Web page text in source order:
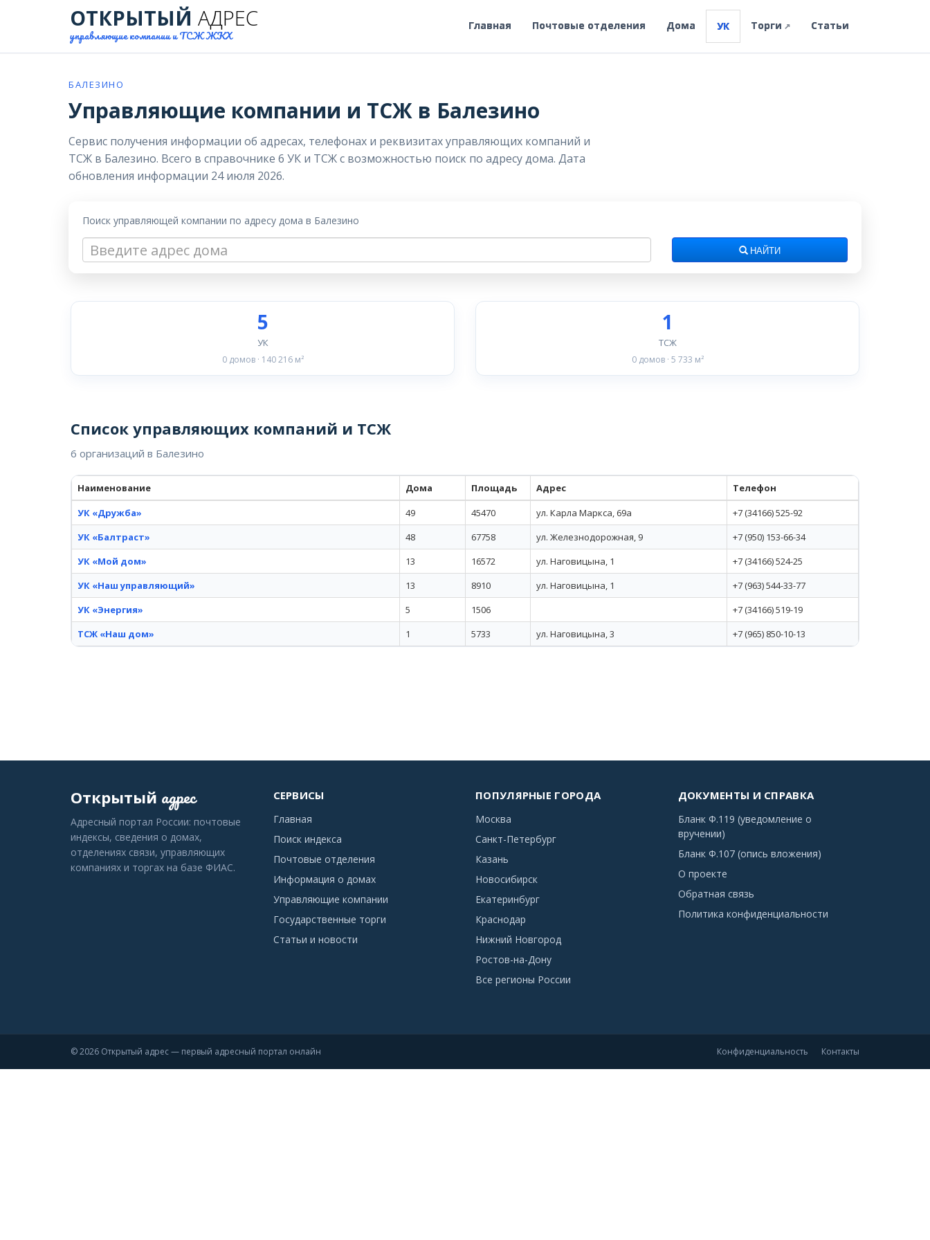
ОТКРЫТЫЙ АДРЕС
управляющие компании и ТСЖ ЖКХ
Главная Почтовые отделения Дома УК Торги ↗ Статьи
БАЛЕЗИНО
Управляющие компании и ТСЖ в Балезино
Сервис получения информации об адресах, телефонах и реквизитах управляющих компаний и
ТСЖ в Балезино. Всего в справочнике 6 УК и ТСЖ с возможностью поиск по адресу дома. Дата
обновления информации 24 июля 2026.
Поиск управляющей компании по адресу дома в Балезино
НАЙТИ
5
УК
0 домов · 140 216 м²
1
ТСЖ
0 домов · 5 733 м²
Список управляющих компаний и ТСЖ
6 организаций в Балезино
Наименование Дома Площадь Адрес
Телефон
УК «Дружба»
49 45470 ул. Карла Маркса, 69а
+7 (34166) 525-92
УК «Балтраст»
48 67758 ул. Железнодорожная, 9
+7 (950) 153-66-34
УК «Мой дом»
13 16572 ул. Наговицына, 1
+7 (34166) 524-25
УК «Наш управляющий»
13 8910 ул. Наговицына, 1
+7 (963) 544-33-77
УК «Энергия»
5 1506
+7 (34166) 519-19
ТСЖ «Наш дом»
1 5733 ул. Наговицына, 3 +7 (965) 850-10-13
Открытый адрес
Адресный портал России: почтовые
индексы, сведения о домах,
отделениях связи, управляющих
компаниях и торгах на базе ФИАС.
СЕРВИСЫ
Главная
Поиск индекса
Почтовые отделения
Информация о домах
Управляющие компании
Государственные торги
Статьи и новости
ПОПУЛЯРНЫЕ ГОРОДА
Москва
Санкт-Петербург
Казань
Новосибирск
Екатеринбург
Краснодар
Нижний Новгород
Ростов-на-Дону
Все регионы России
ДОКУМЕНТЫ И СПРАВКА
Бланк Ф.119 (уведомление о
вручении)
Бланк Ф.107 (опись вложения)
О проекте
Обратная связь
Политика конфиденциальности
© 2026 Открытый адрес — первый адресный портал онлайн Конфиденциальность Контакты